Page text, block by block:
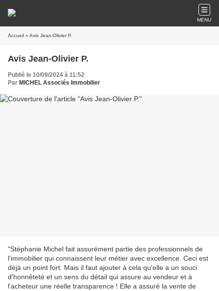
MENU
Accueil » Avis Jean-Olivier P.
Avis Jean-Olivier P.
Publié le 10/09/2024 à 11:52
Par MICHEL Associés Immobilier
"Stéphanie Michel fait assurément partie des professionnels de
l'immobilier qui connaissent leur métier avec excellence. Ceci est
déjà un point fort. Mais il faut ajouter à cela qu'elle a un souci
d'honnêteté et un sens du détail qui assure au vendeur et à
l'acheteur une réelle transparence ! Elle a assuré la vente de